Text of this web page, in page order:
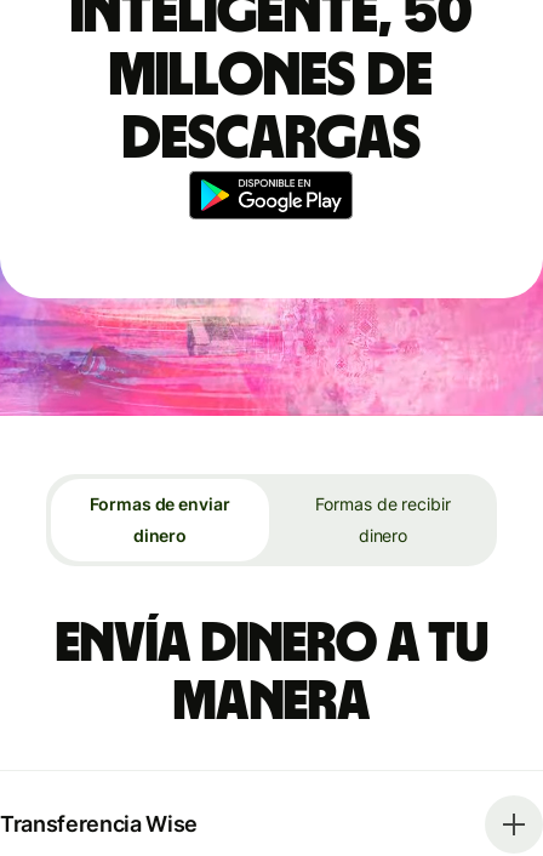
inteligente, 50
millones de
descargas
Formas de enviar
dinero
Formas de recibir
dinero
Envía dinero a tu
manera
Transferencia Wise